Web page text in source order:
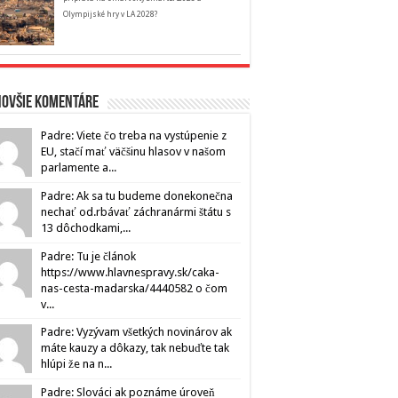
Olympijské hry v LA 2028?
komentáre
Padre: Viete čo treba na vystúpenie z
EU, stačí mať väčšinu hlasov v našom
parlamente a...
Padre: Ak sa tu budeme donekonečna
nechať od.rbávať záchranármi štátu s
13 dôchodkami,...
Padre: Tu je článok
https://www.hlavnespravy.sk/caka-
nas-cesta-madarska/4440582 o čom
v...
Padre: Vyzývam všetkých novinárov ak
máte kauzy a dôkazy, tak nebuďte tak
hlúpi že na n...
Padre: Slováci ak poznáme úroveň